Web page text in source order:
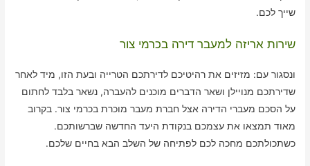
שייך לכם.
שירות אריזה למעבר דירה בכרמי צור
ונסגור עם: מזיזים את רהיטיכם לדירתכם הטרייה ובעת הזו, מיד לאחר
שדירתכם מנויילן ושאר הדברים מוכנים להעברה, נשאר בלבד לחתום
על הסכם מעברי הדירה אצל חברת מעבר מוכרת בכרמי צור. בקרוב
מאוד תמצאו את עצמכם בנקודת היעד החדשה שברשותכם.
כשתכולתכם מחכה לכם לפתיחה של השלב הבא בחיים שלכם.